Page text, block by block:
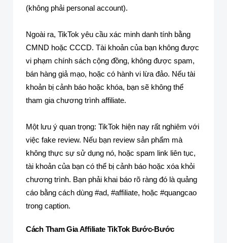
(không phải personal account).
Ngoài ra, TikTok yêu cầu xác minh danh tính bằng
CMND hoặc CCCD. Tài khoản của bạn không được
vi phạm chính sách cộng đồng, không được spam,
bán hàng giả mạo, hoặc có hành vi lừa đảo. Nếu tài
khoản bị cảnh báo hoặc khóa, bạn sẽ không thể
tham gia chương trình affiliate.
Một lưu ý quan trọng: TikTok hiện nay rất nghiêm với
việc fake review. Nếu bạn review sản phẩm mà
không thực sự sử dụng nó, hoặc spam link liên tục,
tài khoản của bạn có thể bị cảnh báo hoặc xóa khỏi
chương trình. Bạn phải khai báo rõ ràng đó là quảng
cáo bằng cách dùng #ad, #affiliate, hoặc #quangcao
trong caption.
Cách Tham Gia Affiliate TikTok Bước-Bước